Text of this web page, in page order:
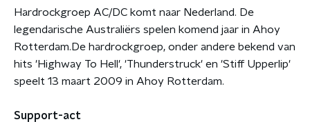
Hardrockgroep AC/DC komt naar Nederland. De
legendarische Australiërs spelen komend jaar in Ahoy
Rotterdam.De hardrockgroep, onder andere bekend van
hits 'Highway To Hell', 'Thunderstruck' en 'Stiff Upperlip'
speelt 13 maart 2009 in Ahoy Rotterdam.
Support-act